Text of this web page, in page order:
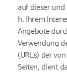
auf dieser und
h. Ihrem
Angebote
Verwendung
(URLs) der
Seiten, dient